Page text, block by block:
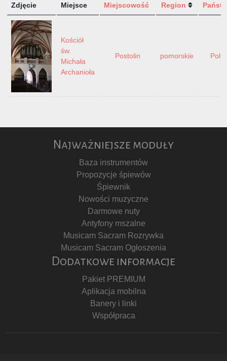
Zdjęcie Miejsce Miejscowość Region
Kościół
św.
Michała
Archanioła
Postolin pomorskie
Najważniejsze moduły
Baza instrumentów
Propozycje śpiewów
Śpiewnik
Nowości muzyczne
Darmowe nuty
Antyfony mszalne
Musicam Sacram Rozrywka
Musicam Sacram Ogłoszenia
Dodatkowe informacje
Pakiet PREMIUM
Aplikacja mobilna
Banery i linki
Współpraca